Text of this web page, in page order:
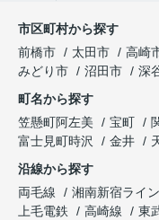
市区町村から探す
前橋市
太田市 高崎
みどり市
沼田市 深
町名から探す
笠懸町阿左美
宝町
富士見町時沢
金井
沿線から探す
両毛線
湘南新宿ライ
上毛電鉄
高崎線 東